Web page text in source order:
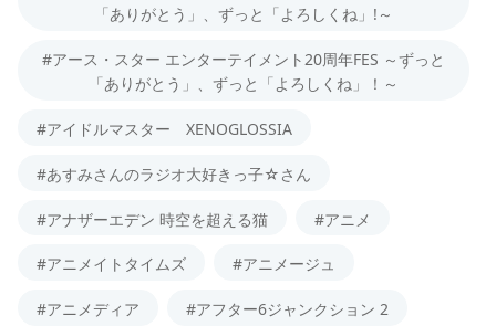
「ありがとう」、ずっと「よろしくね」!～
#アース・スター エンターテイメント20周年FES ～ずっと
「ありがとう」、ずっと「よろしくね」！～
#アイドルマスター XENOGLOSSIA
#あすみさんのラジオ大好きっ子☆さん
#アナザーエデン 時空を超える猫 #アニメ
#アニメイトタイムズ #アニメージュ
#アニメディア #アフター6ジャンクション 2